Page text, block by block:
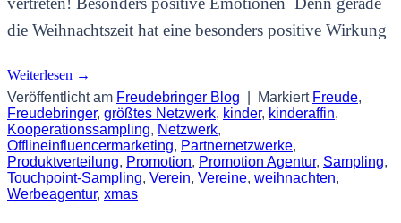
die Weihnachtszeit hat eine besonders positive Wirkung
Weiterlesen →
Veröffentlicht am Freudebringer Blog Markiert Freude,
Freudebringer, größtes Netzwerk, kinder, kinderaffin,
Kooperationssampling, Netzwerk,
Offlineinfluencermarketing, Partnernetzwerke,
Produktverteilung, Promotion, Promotion Agentur, Sampling,
Touchpoint-Sampling, Verein, Vereine, weihnachten,
Werbeagentur, xmas